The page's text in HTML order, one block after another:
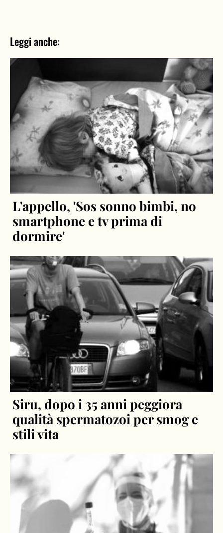
Leggi anche:
L'appello, 'Sos sonno bimbi, no
smartphone e tv prima di
dormire'
Siru, dopo i 35 anni peggiora
qualità spermatozoi per smog e
stili vita